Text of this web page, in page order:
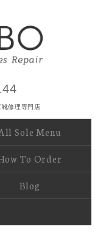
修理専門店
Sole Menu
To Order
Blog